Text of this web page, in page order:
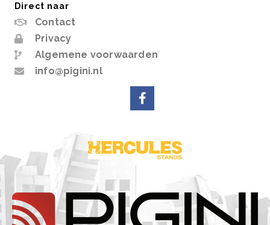
Direct naar
Contact
Privacy
Algemene voorwaarden
info@pigini.nl